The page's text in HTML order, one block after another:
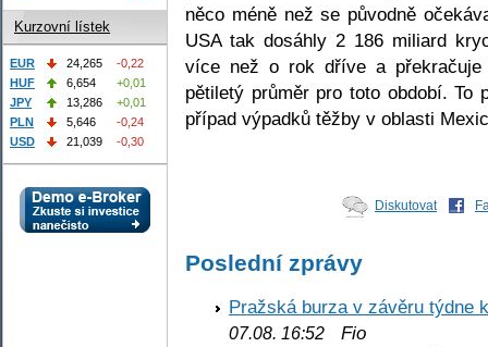
něco méně než se původně
USA tak dosáhly 2 186 miliard
více než o rok dříve a
pětiletý průměr pro toto období. To
případ výpadků těžby v oblasti
Diskutovat
Poslední zprávy
Pražská burza v závěru týdne
07.08. 16:52 Fio
Kurzovní lístek
EUR 24,265
-0,22
HUF
6,654
+0,01
JPY
13,286
+0,01
PLN
5,646
-0,24
USD
21,039 -0,30